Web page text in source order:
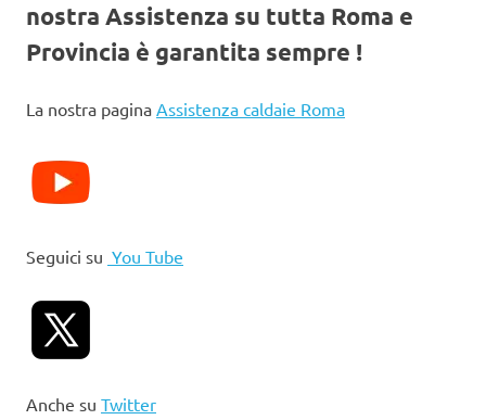
nostra Assistenza su tutta Roma e
Provincia è garantita sempre !
La nostra pagina Assistenza caldaie Roma
Seguici su You Tube
Anche su Twitter